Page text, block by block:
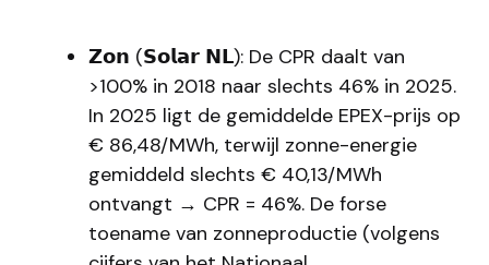
𝗭𝗼𝗻 (𝗦𝗼𝗹𝗮𝗿 𝗡𝗟): De CPR daalt van
>100% in 2018 naar slechts 46% in 2025.
In 2025 ligt de gemiddelde EPEX-prijs op
€ 86,48/MWh, terwijl zonne-energie
gemiddeld slechts € 40,13/MWh
ontvangt → CPR = 46%. De forse
toename van zonneproductie (volgens